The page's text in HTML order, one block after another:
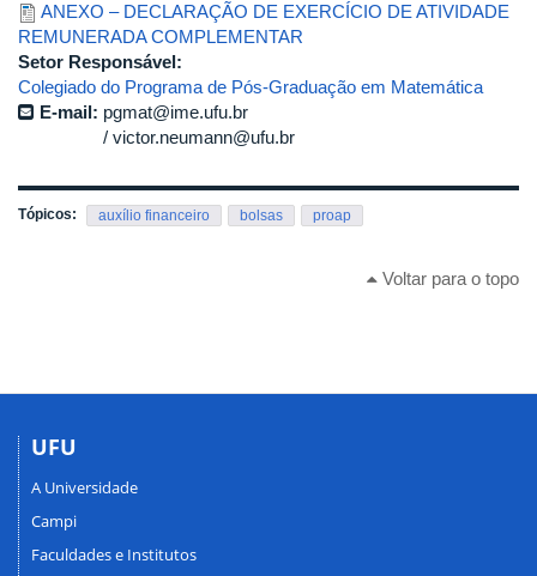
ANEXO – DECLARAÇÃO DE EXERCÍCIO DE ATIVIDADE
REMUNERADA COMPLEMENTAR
Setor Responsável:
Colegiado do Programa de Pós-Graduação em Matemática
E-mail: pgmat@ime.ufu.br
victor.neumann@ufu.br
Tópicos: auxílio financeiro bolsas proap
Voltar para o topo
UFU
A Universidade
Campi
Faculdades e Institutos